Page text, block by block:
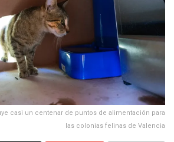
casi un centenar de puntos de alimentación para
las colonias felinas de Valencia